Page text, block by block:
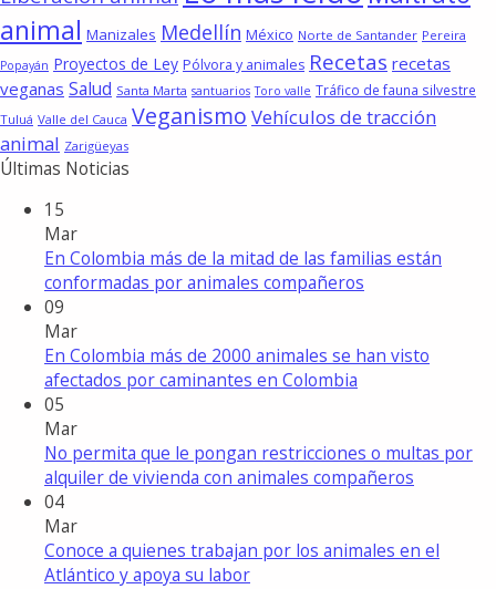
animal Manizales Medellín México Norte de Santander Pereira
Popayán Proyectos de Ley Pólvora y animales Recetas recetas
veganas Salud Santa Marta santuarios Toro valle Tráfico de fauna silvestre
Tuluá Valle del Cauca Veganismo Vehículos de tracción
animal Zarigüeyas
Últimas Noticias
15
Mar
En Colombia más de la mitad de las familias están
conformadas por animales compañeros
09
Mar
En Colombia más de 2000 animales se han visto
afectados por caminantes en Colombia
05
Mar
No permita que le pongan restricciones o multas por
alquiler de vivienda con animales compañeros
04
Mar
Conoce a quienes trabajan por los animales en el
Atlántico y apoya su labor